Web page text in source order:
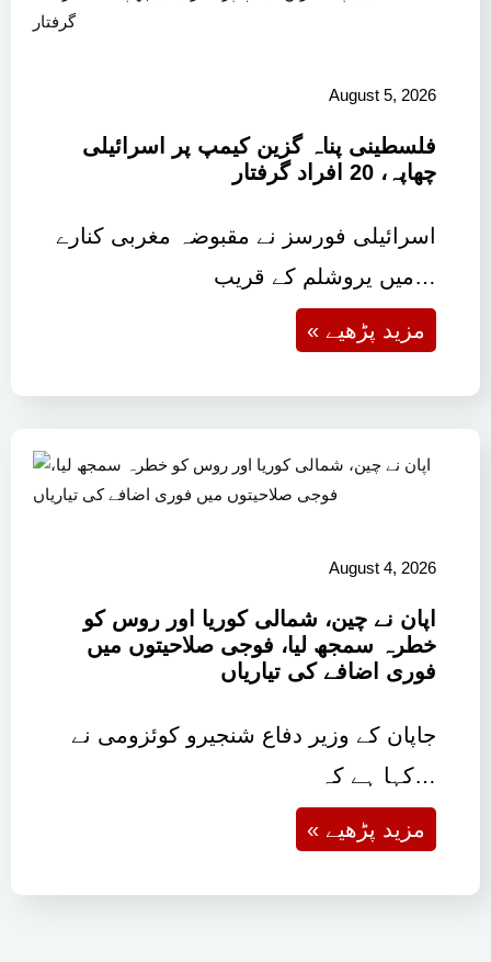
August 5, 2026
فلسطینی پناہ گزین کیمپ پر اسرائیلی
چھاپہ، 20 افراد گرفتار
اسرائیلی فورسز نے مقبوضہ مغربی کنارے
میں یروشلم کے قریب…
« مزید پڑھیے
August 4, 2026
اپان نے چین، شمالی کوریا اور روس کو
خطرہ سمجھ لیا، فوجی صلاحیتوں میں
فوری اضافے کی تیاریاں
جاپان کے وزیر دفاع شنجیرو کوئزومی نے
کہا ہے کہ…
« مزید پڑھیے